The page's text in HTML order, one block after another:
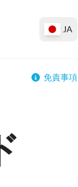
JA
免責事項